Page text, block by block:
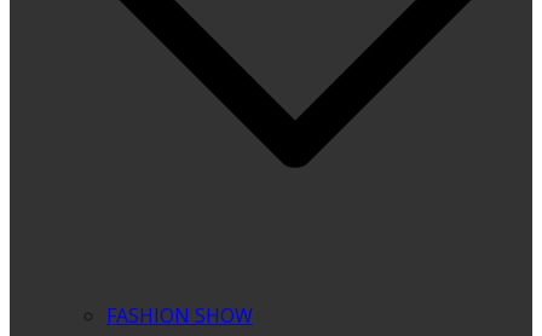
FASHION SHOW